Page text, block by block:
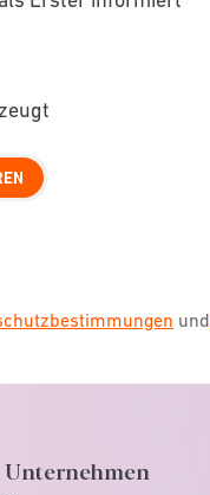
und
Unternehmen